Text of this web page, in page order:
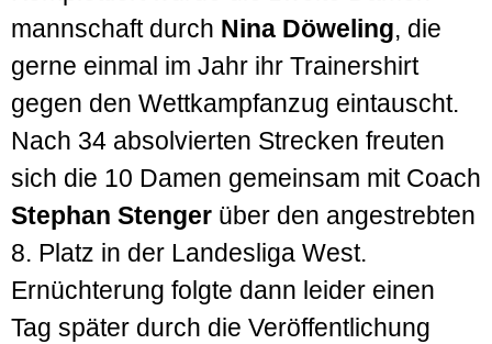
mannschaft durch Nina Döweling, die
gerne einmal im Jahr ihr Trainer­shirt
gegen den Wett­kampf­anzug ein­tauscht.
Nach 34 absolvierten Strecken freuten
sich die 10 Damen gemeinsam mit Coach
Stephan Stenger über den angestrebten
8. Platz in der Landes­liga West.
Ernüchterung folgte dann leider einen
Tag später durch die Ver­öffentlichung